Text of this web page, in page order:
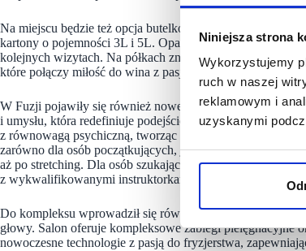
Niniejsza strona
Wykorzystujemy
ruch w naszej
reklamowym i
uzyskanymi
Na miejscu będzie też opcja butelkowania wina. Dbając o
kartony o pojemności 3L i 5L. Opakowania są płatne
kolejnych wizytach. Na półkach znajdą się też wina
które połączy miłość do wina z pasją do opowieści o jego
W Fuzji pojawiły się również nowe koncepty z sektora
i umysłu, która redefiniuje podejście do ruchu, oferując
z równowagą psychiczną, tworząc wspierającą
zarówno dla osób początkujących, jak i
aż po stretching. Dla osób szukających bardziej
z wykwalifikowanymi instruktorkami.
Do kompleksu wprowadził się również Éclat Hair –
głowy. Salon oferuje kompleksowe zabiegi pielęgnacyjne
nowoczesne technologie z pasją do fryzjerstwa,